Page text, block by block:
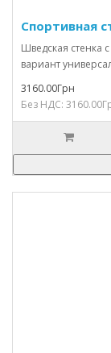
Спортивная
Шведская стенка
вариант
3160.00Грн
Без НДС: